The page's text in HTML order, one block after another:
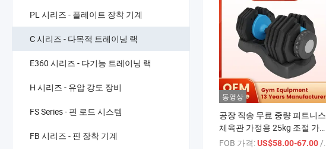
PL 시리즈 - 플레이트 장착 기계
C 시리즈 - 다목적 트레이닝 랙
E360 시리즈 - 다기능 트레이닝 랙
H 시리즈 - 유압 강도 장비
FS Series - 핀 로드 시스템
FB 시리즈 - 핀 장착 기계
동영상
공장 직송 무료 중량 피트니스
체육관 가정용 25kg 조절 가능
한 덤벨
FOB 가격:US$58.00-67.00 / 상품